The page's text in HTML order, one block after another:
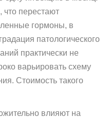
что перестают
гормоны, в
патологического
практически не
варьировать схему
Стоимость такого
влияют на